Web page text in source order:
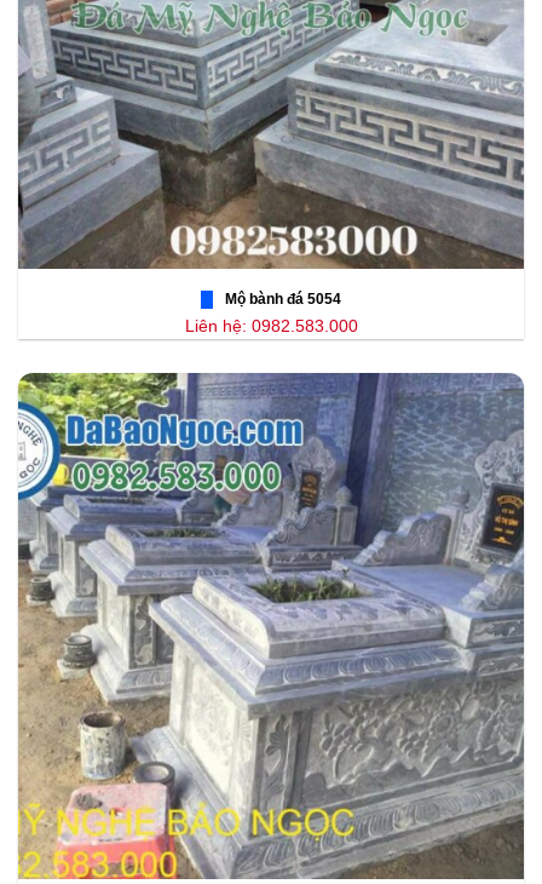
Mộ bành đá 5054
Liên hệ: 0982.583.000